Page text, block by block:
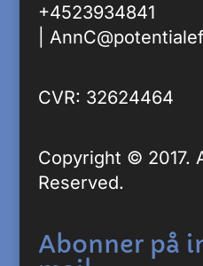
+4523934841
CVR: 32624464
Copyright © 2017.
Reserved.
Abonner på